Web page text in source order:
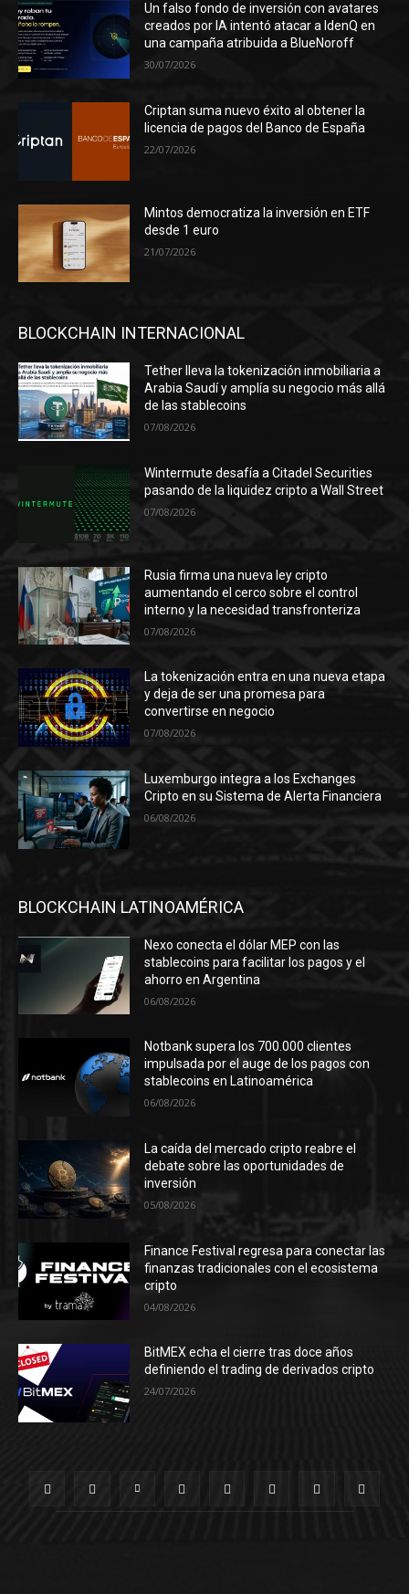
Un falso fondo de inversión con avatares
creados por IA intentó atacar a IdenQ en
una campaña atribuida a BlueNoroff
30/07/2026
Criptan suma nuevo éxito al obtener la
licencia de pagos del Banco de España
22/07/2026
Mintos democratiza la inversión en ETF
desde 1 euro
21/07/2026
BLOCKCHAIN INTERNACIONAL
Tether lleva la tokenización inmobiliaria a
Arabia Saudí y amplía su negocio más allá
de las stablecoins
07/08/2026
Wintermute desafía a Citadel Securities
pasando de la liquidez cripto a Wall Street
07/08/2026
Rusia firma una nueva ley cripto
aumentando el cerco sobre el control
interno y la necesidad transfronteriza
07/08/2026
La tokenización entra en una nueva etapa
y deja de ser una promesa para
convertirse en negocio
07/08/2026
Luxemburgo integra a los Exchanges
Cripto en su Sistema de Alerta Financiera
06/08/2026
BLOCKCHAIN LATINOAMÉRICA
Nexo conecta el dólar MEP con las
stablecoins para facilitar los pagos y el
ahorro en Argentina
06/08/2026
Notbank supera los 700.000 clientes
impulsada por el auge de los pagos con
stablecoins en Latinoamérica
06/08/2026
La caída del mercado cripto reabre el
debate sobre las oportunidades de
inversión
05/08/2026
Finance Festival regresa para conectar las
finanzas tradicionales con el ecosistema
cripto
04/08/2026
BitMEX echa el cierre tras doce años
definiendo el trading de derivados cripto
24/07/2026